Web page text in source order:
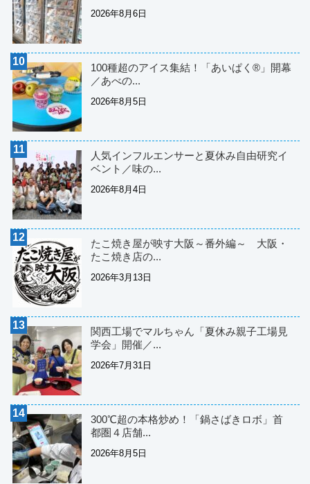
2026年8月6日
100種超のアイス集結！「あいぱく®」開幕
／あべの...
2026年8月5日
人気インフルエンサーと夏休み自由研究イ
ベント／味の...
2026年8月4日
たこ焼き屋が映す大阪～番外編～ 大阪・
たこ焼き店の...
2026年3月13日
関西工場でマルちゃん「夏休み親子工場見
学会」開催／...
2026年7月31日
300℃超の本格炒め！「鍋さばきロボ」首
都圏４店舗...
2026年8月5日